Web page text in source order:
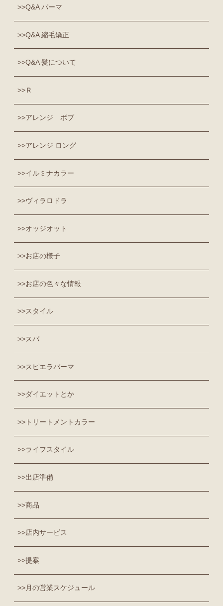
Q&A パーマ
Q&A 縮毛矯正
Q&A 髪について
Ｒ
アレンジ ボブ
アレンジ ロング
イルミナカラー
ヴィラロドラ
オッジオット
お店の様子
お店の色々な情報
スタイル
スパ
スピエラパーマ
ダイエットとか
トリートメントカラー
ライフスタイル
出店準備
商品
店内サービス
提案
月の営業スケジュール